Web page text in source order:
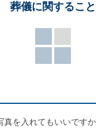
葬儀に関すること
真を入れてもいいですか